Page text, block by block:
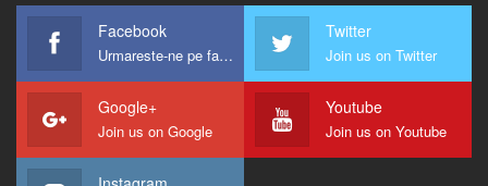
Facebook
Urmareste-ne pe facebook !
Twitter
Join us on Twitter
Google+
Join us on Google
Youtube
Join us on Youtube